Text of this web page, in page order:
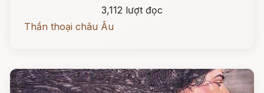
3,112 lượt đọc
Thần thoại châu Âu